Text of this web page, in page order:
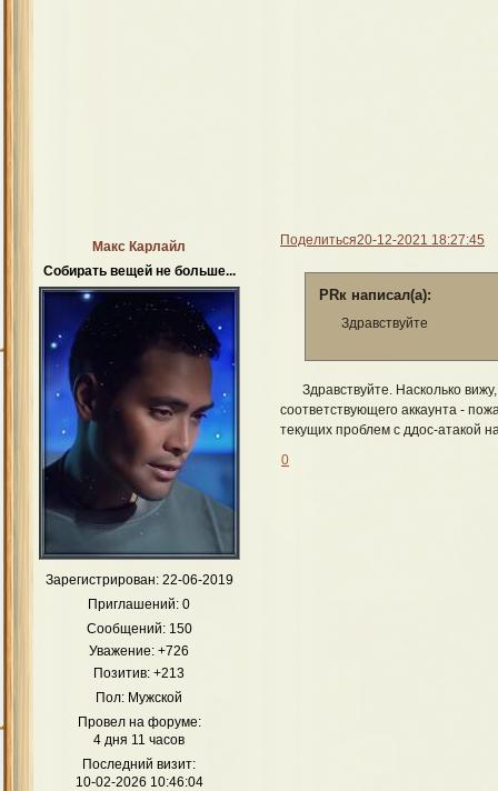
Поделиться20-12-2021 18:27:45
Макс Карлайл
Собирать вещей не больше...
Зарегистрирован: 22-06-2019
Приглашений: 0
Сообщений:150
Уважение: +726
Позитив: +213
Пол: Мужской
Провел на форуме:
4 дня 11 часов
Последний визит:
10-02-2026 10:46:04
PRк написал(а):
Здравствуйте
Здравствуйте. Насколько
соответствующего аккаунта -
текущих проблем с ддос-атакой
0